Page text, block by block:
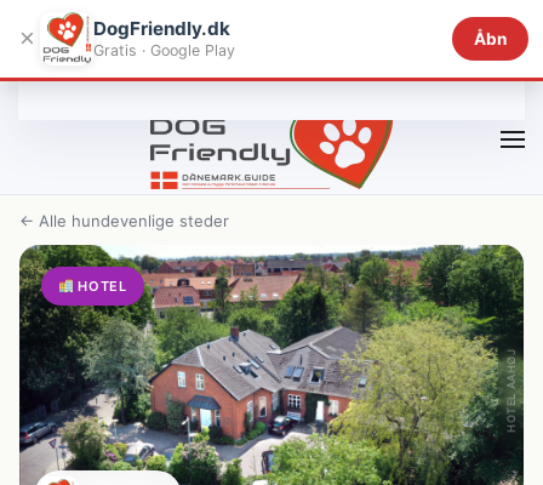
Gå til hovedindhold
× DogFriendly.dk
Gratis · Google Play
Åbn
← Alle hundevenlige steder
HOTEL
HOTEL AAHØJ